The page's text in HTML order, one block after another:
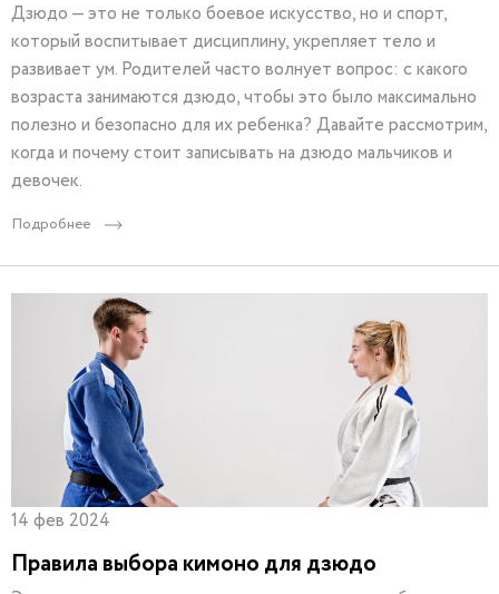
Дзюдо — это не только боевое искусство, но и спорт,
который воспитывает дисциплину, укрепляет тело и
развивает ум. Родителей часто волнует вопрос: с какого
возраста занимаются дзюдо, чтобы это было максимально
полезно и безопасно для их ребенка? Давайте рассмотрим,
когда и почему стоит записывать на дзюдо мальчиков и
девочек.
Подробнее
14 фев 2024
Правила выбора кимоно для дзюдо